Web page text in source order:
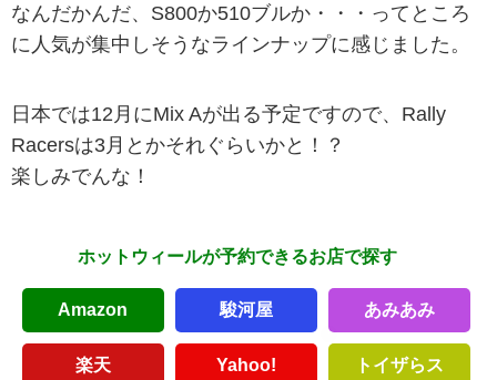
なんだかんだ、S800か510ブルか・・・ってところ
に人気が集中しそうなラインナップに感じました。
日本では12月にMix Aが出る予定ですので、Rally
Racersは3月とかそれぐらいかと！？
楽しみでんな！
ホットウィールが予約できるお店で探す
Amazon 駿河屋 あみあみ
楽天 Yahoo! トイザらス